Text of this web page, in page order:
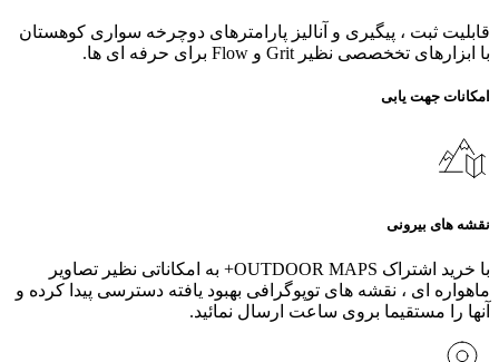
قابلیت ثبت ، پیگیری و آنالیز پارامترهای دوچرخه سواری کوهستان
با ابزارهای تخخصصی نظیر Grit و Flow برای حرفه ای ها.
امکانات جهت یابی
نقشه های بیرونی
با خرید اشتراک OUTDOOR MAPS+ به امکاناتی نظیر تصاویر
ماهواره ای ، نقشه های توپوگرافی بهبود یافته دسترسی پیدا کرده و
آنها را مستقیما بروی ساعت ارسال نمائید.